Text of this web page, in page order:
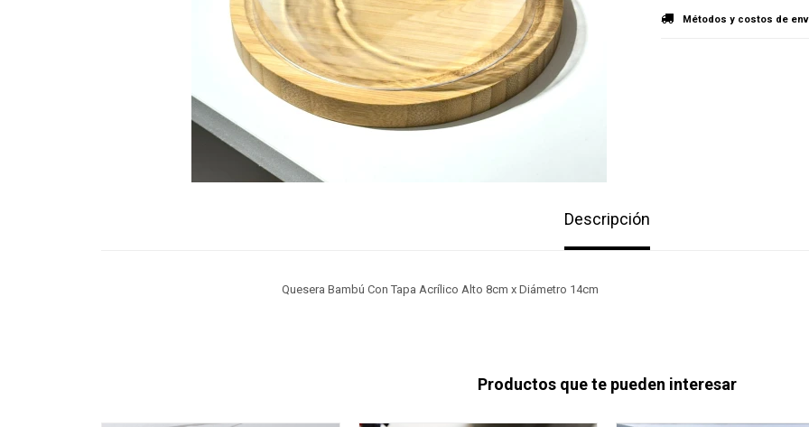
Métodos y costos de
Descripción
Quesera Bambú Con Tapa Acrílico Alto 8cm x Diámetro 14cm
Productos que te pueden interesar